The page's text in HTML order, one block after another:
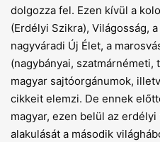
dolgozza fel. Ezen kívül a
(Erdélyi Szikra), Világosság,
nagyváradi Új Élet, a
(nagybányai, szatmárnémeti,
magyar sajtóorgánumok,
cikkeit elemzi. De ennek
magyar, ezen belül az
alakulását a második